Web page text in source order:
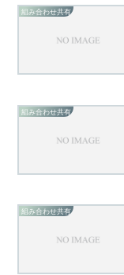
組み合わせ共有
組み合わせ共有
組み合わせ共有